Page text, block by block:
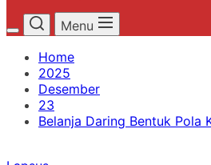
Menu
Home
2025
Desember
23
Belanja Daring Bentuk Pola